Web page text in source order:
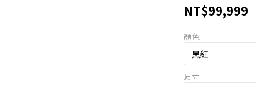
NT$99,999
顏色
尺寸